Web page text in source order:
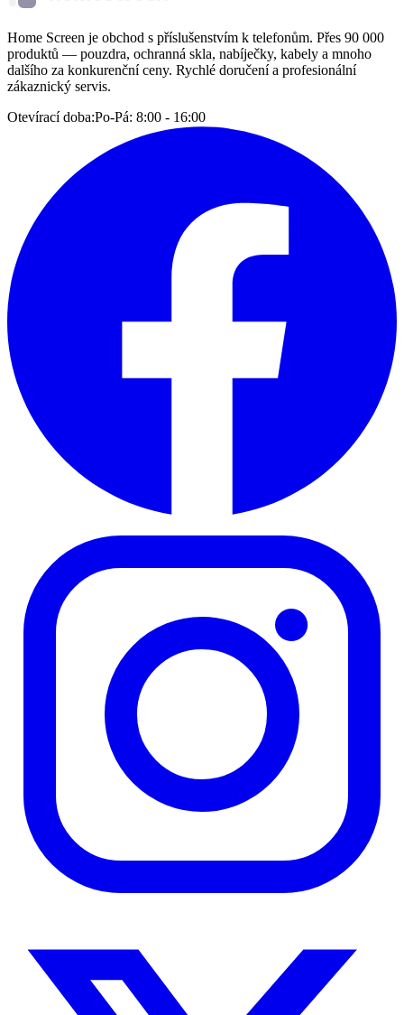
Home Screen je obchod s příslušenstvím k telefonům. Přes 90 000
produktů — pouzdra, ochranná skla, nabíječky, kabely a mnoho
dalšího za konkurenční ceny. Rychlé doručení a profesionální
zákaznický servis.
Otevírací doba:Po-Pá: 8:00 - 16:00